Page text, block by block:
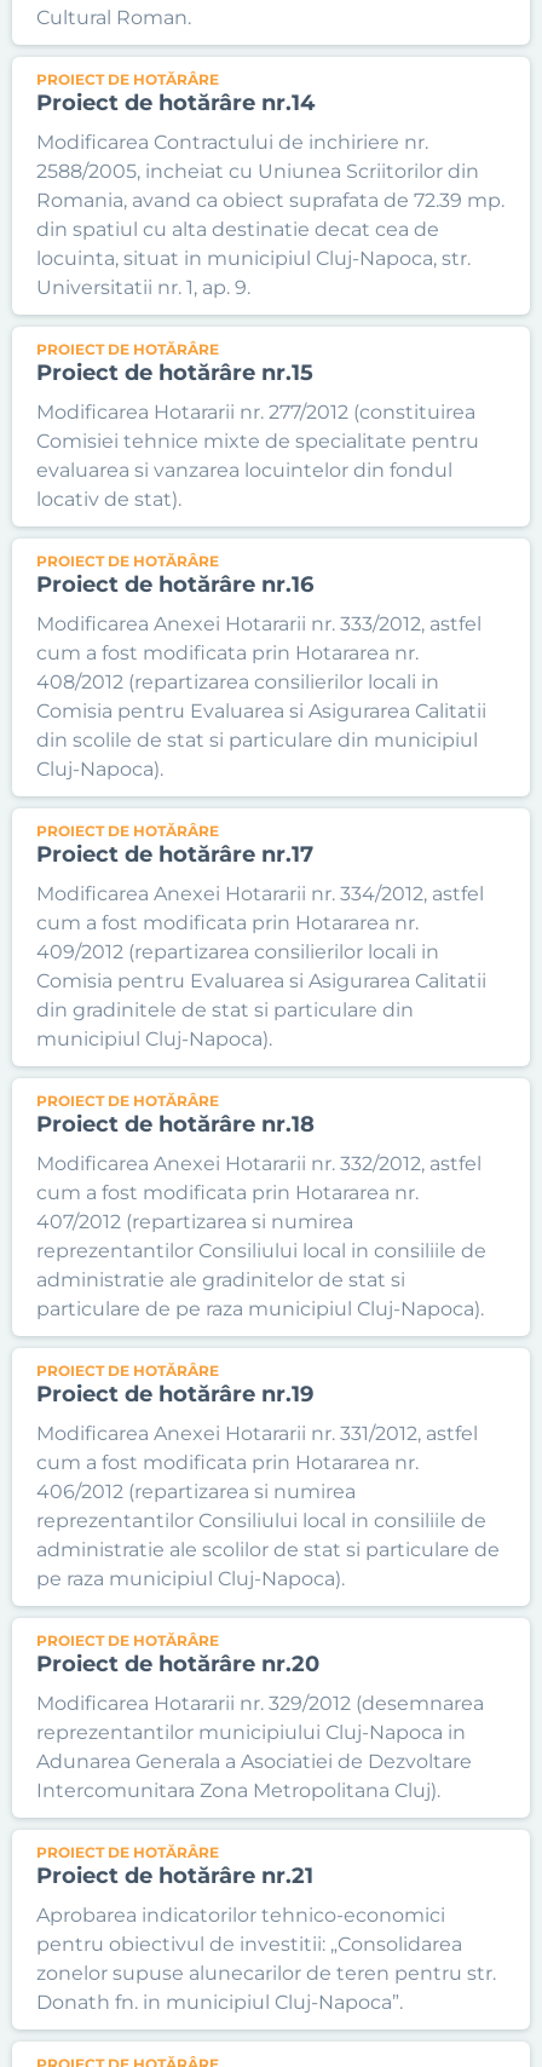
Cultural Roman.
PROIECT DE HOTĂRÂRE
Proiect de hotărâre nr.14
Modificarea Contractului de inchiriere nr.
2588/2005, incheiat cu Uniunea Scriitorilor din
Romania, avand ca obiect suprafata de 72.39 mp.
din spatiul cu alta destinatie decat cea de
locuinta, situat in municipiul Cluj-Napoca, str.
Universitatii nr. 1, ap. 9.
PROIECT DE HOTĂRÂRE
Proiect de hotărâre nr.15
Modificarea Hotararii nr. 277/2012 (constituirea
Comisiei tehnice mixte de specialitate pentru
evaluarea si vanzarea locuintelor din fondul
locativ de stat).
PROIECT DE HOTĂRÂRE
Proiect de hotărâre nr.16
Modificarea Anexei Hotararii nr. 333/2012, astfel
cum a fost modificata prin Hotararea nr.
408/2012 (repartizarea consilierilor locali in
Comisia pentru Evaluarea si Asigurarea Calitatii
din scolile de stat si particulare din municipiul
Cluj-Napoca).
PROIECT DE HOTĂRÂRE
Proiect de hotărâre nr.17
Modificarea Anexei Hotararii nr. 334/2012, astfel
cum a fost modificata prin Hotararea nr.
409/2012 (repartizarea consilierilor locali in
Comisia pentru Evaluarea si Asigurarea Calitatii
din gradinitele de stat si particulare din
municipiul Cluj-Napoca).
PROIECT DE HOTĂRÂRE
Proiect de hotărâre nr.18
Modificarea Anexei Hotararii nr. 332/2012, astfel
cum a fost modificata prin Hotararea nr.
407/2012 (repartizarea si numirea
reprezentantilor Consiliului local in consiliile de
administratie ale gradinitelor de stat si
particulare de pe raza municipiul Cluj-Napoca).
PROIECT DE HOTĂRÂRE
Proiect de hotărâre nr.19
Modificarea Anexei Hotararii nr. 331/2012, astfel
cum a fost modificata prin Hotararea nr.
406/2012 (repartizarea si numirea
reprezentantilor Consiliului local in consiliile de
administratie ale scolilor de stat si particulare de
pe raza municipiul Cluj-Napoca).
PROIECT DE HOTĂRÂRE
Proiect de hotărâre nr.20
Modificarea Hotararii nr. 329/2012 (desemnarea
reprezentantilor municipiului Cluj-Napoca in
Adunarea Generala a Asociatiei de Dezvoltare
Intercomunitara Zona Metropolitana Cluj).
PROIECT DE HOTĂRÂRE
Proiect de hotărâre nr.21
Aprobarea indicatorilor tehnico-economici
pentru obiectivul de investitii: „Consolidarea
zonelor supuse alunecarilor de teren pentru str.
Donath fn. in municipiul Cluj-Napoca”.